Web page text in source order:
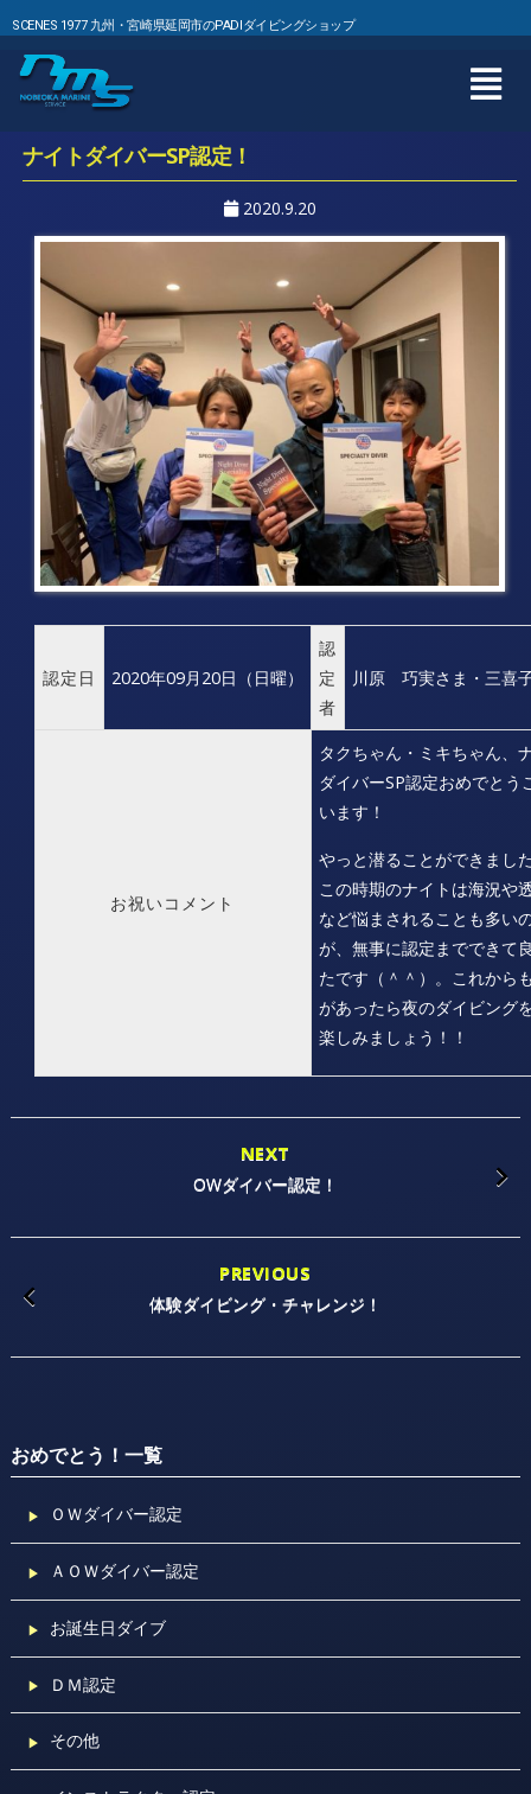
SCENES 1977 九州・宮崎県延岡市のPADIダイビングショップ
ナイトダイバーSP認定！
2020.9.20
認定日 2020年09月20日（日曜）
認
定
者
川原 巧実さま・三喜
お祝いコメント
タクちゃん・ミキちゃん、
ダイバーSP認定おめでとう
います！
やっと潜ることができまし
この時期のナイトは海況や
など悩まされることも多い
が、無事に認定までできて
たです（＾＾）。これから
があったら夜のダイビング
楽しみましょう！！
NEXT
OWダイバー認定！
PREVIOUS
体験ダイビング・チャレンジ！
おめでとう！一覧
ＯＷダイバー認定
ＡＯＷダイバー認定
お誕生日ダイブ
ＤＭ認定
その他